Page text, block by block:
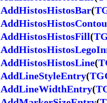
AddHistosHistosBar(
AddHistosHistosFill(
AddHistosHistosLine(
AddLineStyleEntry(
AddLineWidthEntry(